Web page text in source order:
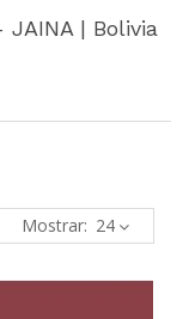
| Bolivia
Mostrar: